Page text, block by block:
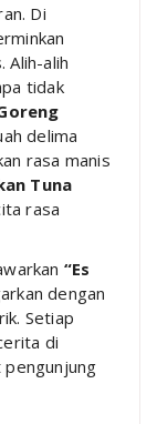
Di
Alih-alih
tidak
delima
rasa manis
Tuna
rasa
“Es
dengan
Setiap
di
pengunjung